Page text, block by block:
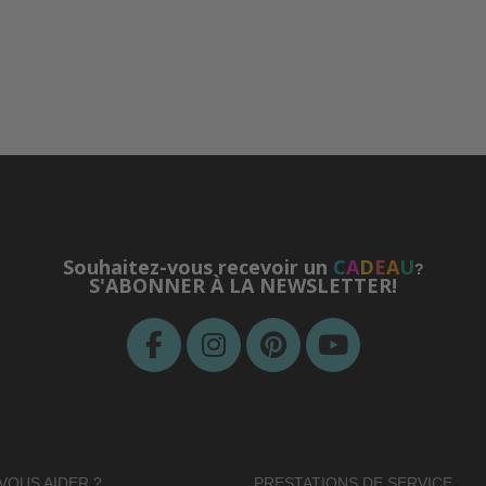
Souhaitez-vous recevoir un CADEAU?
S'ABONNER À LA NEWSLETTER!